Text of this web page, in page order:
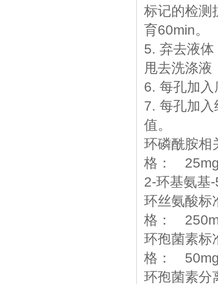
标记的检测
育60min。
5. 弃去液
甩去洗涤液
6. 每孔加
7. 每孔加
值。
环磷酰胺
格：
2-环基氨
环丝氨酸
格：
环孢菌素
格：
环孢菌素